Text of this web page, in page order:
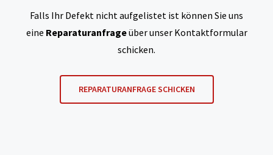
Falls Ihr Defekt nicht aufgelistet ist können Sie uns
eine Reparaturanfrageüber unser Kontaktformular
schicken.
REPARATURANFRAGE SCHICKEN